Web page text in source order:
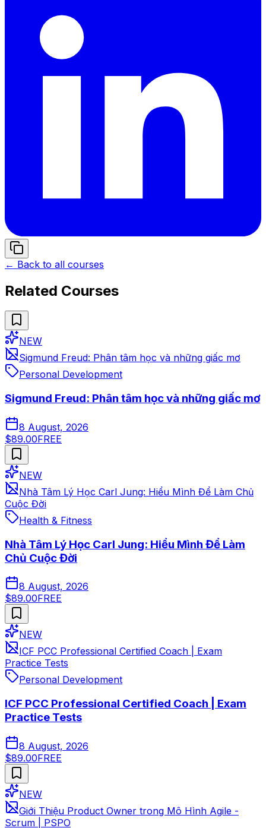
← Back to all courses
Related Courses
NEW
Sigmund Freud: Phân tâm học và những giấc mơ
Personal Development
Sigmund Freud: Phân tâm học và những giấc mơ
8 August, 2026
$89.00FREE
NEW
Nhà Tâm Lý Học Carl Jung: Hiểu Mình Để Làm Chủ
Cuộc Đời
Health & Fitness
Nhà Tâm Lý Học Carl Jung: Hiểu Mình Để Làm
Chủ Cuộc Đời
8 August, 2026
$89.00FREE
NEW
ICF PCC Professional Certified Coach | Exam
Practice Tests
Personal Development
ICF PCC Professional Certified Coach | Exam
Practice Tests
8 August, 2026
$89.00FREE
NEW
Giới Thiệu Product Owner trong Mô Hình Agile -
Scrum | PSPO